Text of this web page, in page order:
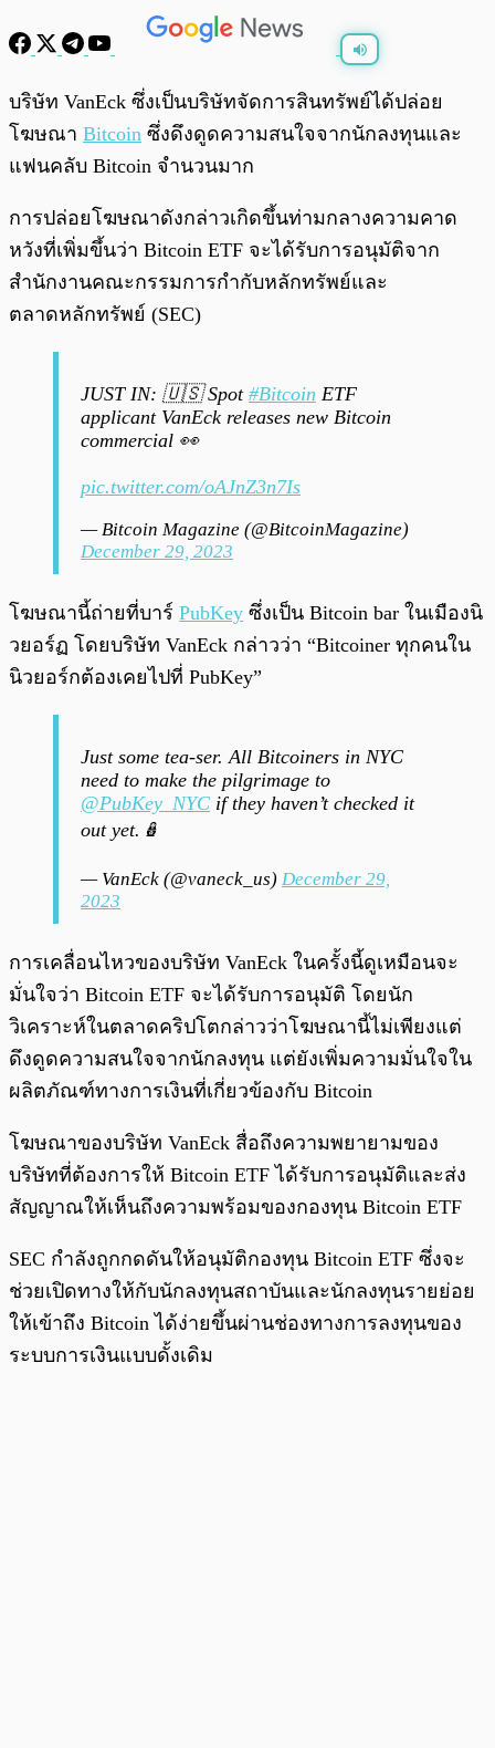
0:00 /
บริษัท VanEck ซึ่งเป็นบริษัทจัดการสินทรัพย์ได้ปล่อย
โฆษณา Bitcoin ซึ่งดึงดูดความสนใจจากนักลงทุนและ
แฟนคลับ Bitcoin จำนวนมาก
การปล่อยโฆษณาดังกล่าวเกิดขึ้นท่ามกลางความคาด
หวังที่เพิ่มขึ้นว่า Bitcoin ETF จะได้รับการอนุมัติจาก
สำนักงานคณะกรรมการกำกับหลักทรัพย์และ
ตลาดหลักทรัพย์ (SEC)
JUST IN: 🇺🇸 Spot #Bitcoin ETF
applicant VanEck releases new Bitcoin
commercial 👀
pic.twitter.com/oAJnZ3n7Is
— Bitcoin Magazine (@BitcoinMagazine)
December 29, 2023
โฆษณานี้ถ่ายที่บาร์ PubKey ซึ่งเป็น Bitcoin bar ในเมืองนิ
วยอร์ฏ โดยบริษัท VanEck กล่าวว่า “Bitcoiner ทุกคนใน
นิวยอร์กต้องเคยไปที่ PubKey”
Just some tea-ser. All Bitcoiners in NYC
need to make the pilgrimage to
@PubKey_NYC if they haven’t checked it
out yet.🪆
— VanEck (@vaneck_us) December 29,
2023
การเคลื่อนไหวของบริษัท VanEck ในครั้งนี้ดูเหมือนจะ
มั่นใจว่า Bitcoin ETF จะได้รับการอนุมัติ โดยนัก
วิเคราะห์ในตลาดคริปโตกล่าวว่าโฆษณานี้ไม่เพียงแต่
ดึงดูดความสนใจจากนักลงทุน แต่ยังเพิ่มความมั่นใจใน
ผลิตภัณฑ์ทางการเงินที่เกี่ยวข้องกับ Bitcoin
โฆษณาของบริษัท VanEck สื่อถึงความพยายามของ
บริษัทที่ต้องการให้ Bitcoin ETF ได้รับการอนุมัติและส่ง
สัญญาณให้เห็นถึงความพร้อมของกองทุน Bitcoin ETF
SEC กำลังถูกกดดันให้อนุมัติกองทุน Bitcoin ETF ซึ่งจะ
ช่วยเปิดทางให้กับนักลงทุนสถาบันและนักลงทุนรายย่อย
ให้เข้าถึง Bitcoin ได้ง่ายขึ้นผ่านช่องทางการลงทุนของ
ระบบการเงินแบบดั้งเดิม